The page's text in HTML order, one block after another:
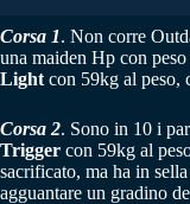
Corsa 1. Non corre
una maiden Hp con
Light con 59kg al peso,
Corsa 2. Sono in 10 i
Trigger con 59kg al
sacrificato, ma ha in
agguantare un gradino